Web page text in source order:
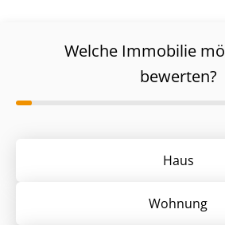
Welche Immobilie
bewerten?
Haus
Wohnung